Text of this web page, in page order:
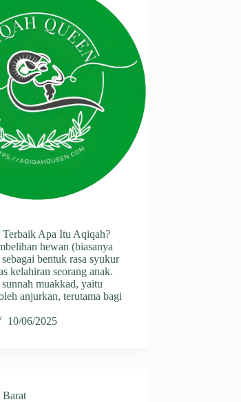
Terbaik Apa Itu Aqiqah?
hewan (biasanya
bentuk rasa syukur
kelahiran seorang anak.
muakkad, yaitu
anjurkan, terutama bagi
10/06/2025
Barat